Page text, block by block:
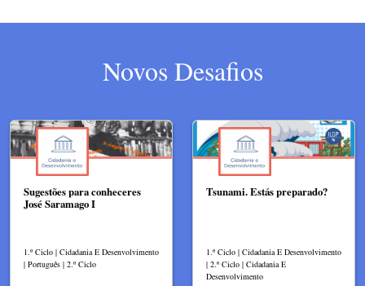
Novos Desafios
Sugestões para conheceres
José Saramago I
1.º Ciclo | Cidadania E Desenvolvimento
| Português | 2.º Ciclo
Tsunami. Estás preparado?
1.º Ciclo | Cidadania E Desenvolvimento
| 2.º Ciclo | Cidadania E
Desenvolvimento